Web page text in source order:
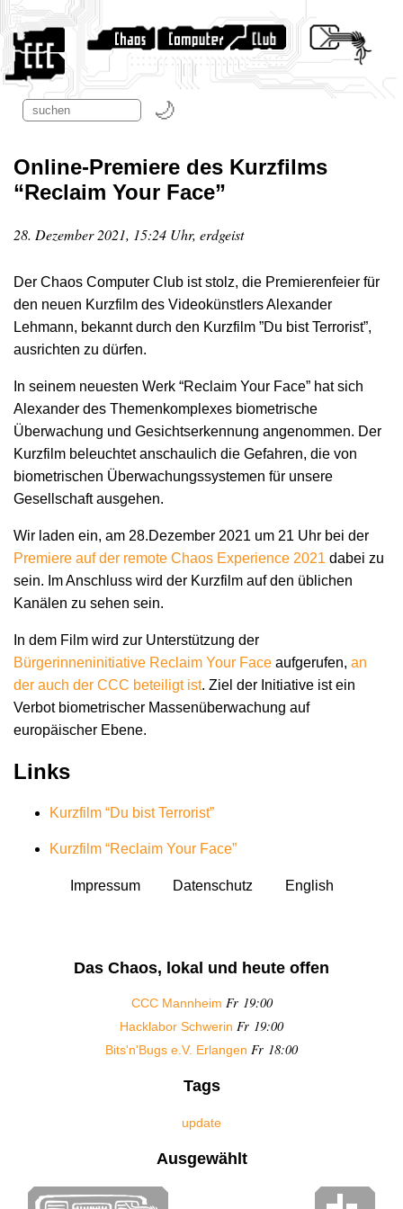
Online-Premiere des Kurzfilms
“Reclaim Your Face”
28. Dezember 2021, 15:24 Uhr, erdgeist
Der Chaos Computer Club ist stolz, die Premierenfeier für
den neuen Kurzfilm des Videokünstlers Alexander
Lehmann, bekannt durch den Kurzfilm ”Du bist Terrorist”,
ausrichten zu dürfen.
In seinem neuesten Werk “Reclaim Your Face” hat sich
Alexander des Themenkomplexes biometrische
Überwachung und Gesichtserkennung angenommen. Der
Kurzfilm beleuchtet anschaulich die Gefahren, die von
biometrischen Überwachungssystemen für unsere
Gesellschaft ausgehen.
Wir laden ein, am 28.Dezember 2021 um 21 Uhr bei der
Premiere auf der remote Chaos Experience 2021 dabei zu
sein. Im Anschluss wird der Kurzfilm auf den üblichen
Kanälen zu sehen sein.
In dem Film wird zur Unterstützung der
Bürgerinneninitiative Reclaim Your Face aufgerufen, an
der auch der CCC beteiligt ist. Ziel der Initiative ist ein
Verbot biometrischer Massenüberwachung auf
europäischer Ebene.
Links
Kurzfilm “Du bist Terrorist”
Kurzfilm “Reclaim Your Face”
Impressum Datenschutz English
Das Chaos, lokal und heute offen
CCC Mannheim Fr 19:00
Hacklabor Schwerin Fr 19:00
Bits'n'Bugs e.V. Erlangen Fr 18:00
Tags
update
Ausgewählt